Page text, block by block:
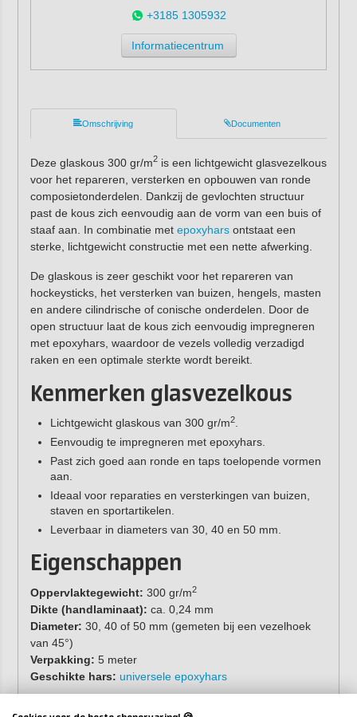
+3185 1305932
Informatiecentrum
Omschrijving Documenten
Deze glaskous 300 gr/m2is een lichtgewicht glasvezelkous
voor het repareren, versterken en opbouwen van ronde
composietonderdelen. Dankzij de gevlochten structuur
past de kous zich eenvoudig aan de vorm van een buis of
staaf aan. In combinatie met epoxyharsontstaat een
sterke, lichtgewicht constructie met een nette afwerking.
De glaskous is zeer geschikt voor het repareren van
hockeysticks, het versterken van buizen, hengels, masten
en andere cilindrische of conische onderdelen. Door de
open structuur laat de kous zich eenvoudig impregneren
met epoxyhars, waardoor de vezels volledig verzadigd
raken en een optimale sterkte wordt bereikt.
Kenmerken glasvezelkous
Lichtgewicht glaskous van 300 gr/m2.
Eenvoudig te impregneren met epoxyhars.
Past zich goed aan ronde en taps toelopende vormen
aan.
Ideaal voor reparaties en versterkingen van buizen,
staven en sportartikelen.
Leverbaar in diameters van 30, 40 en 50 mm.
Eigenschappen
Oppervlaktegewicht: 300 gr/m2
Dikte (handlaminaat): ca. 0,24 mm
Diameter: 30, 40 of 50 mm (gemeten bij een vezelhoek
van 45°)
Verpakking: 5 meter
Geschikte hars: universele epoxyhars
Zoek je een zwaardere uitvoering voor